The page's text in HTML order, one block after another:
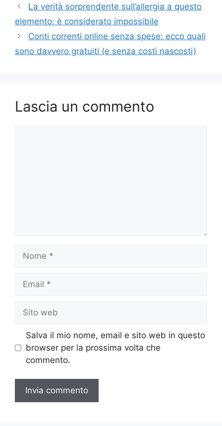
La verità sorprendente sull’allergia a questo
elemento: è considerato impossibile
Conti correnti online senza spese: ecco quali
sono davvero gratuiti (e senza costi nascosti)
Lascia un commento
web
Salva il mio nome, email e sito web in questo
browser per la prossima volta che
commento.